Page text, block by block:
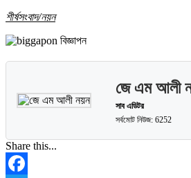
শীর্ষসংবাদ/নয়ন
জে এম আলী
সাব এডিটর
সর্বমোট নিউজ: 6252
Share this...